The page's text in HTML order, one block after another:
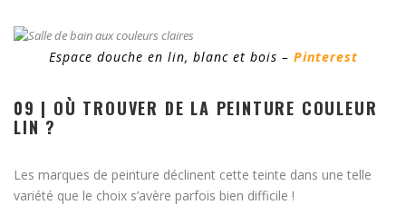
Espace douche en lin, blanc et bois – Pinterest
09 | OÙ TROUVER DE LA PEINTURE COULEUR
LIN ?
Les marques de peinture déclinent cette teinte dans une telle
variété que le choix s’avère parfois bien difficile !